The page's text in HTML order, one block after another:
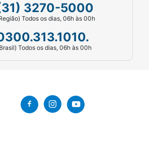
3270-5000
Todos os dias, 06h às 00h
Todos os dias, 06h às 00h